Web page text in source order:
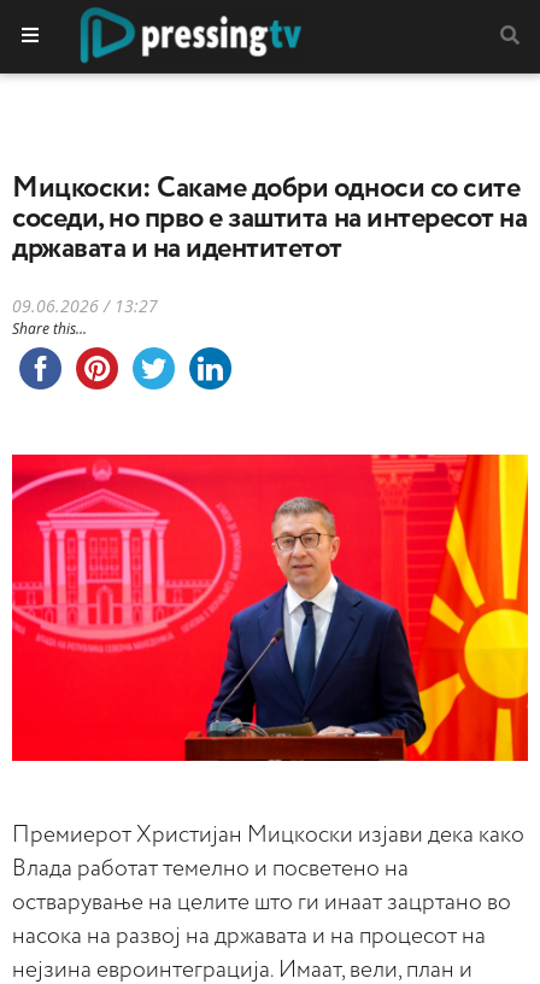
Мицкоски: Сакаме добри односи со сите
соседи, но прво е заштита на интересот на
државата и на идентитетот
09.06.2026 / 13:27
Share this...
Премиерот Христијан Мицкоски изјави дека како
Влада работат темелно и посветено на
остварување на целите што ги инаат зацртано во
насока на развој на државата и на процесот на
нејзина евроинтеграција. Имаат, вели, план и